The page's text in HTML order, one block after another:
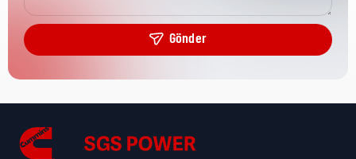
Nakliye Yüksekliği:
Nakliye Uzunluğu:
Gönder